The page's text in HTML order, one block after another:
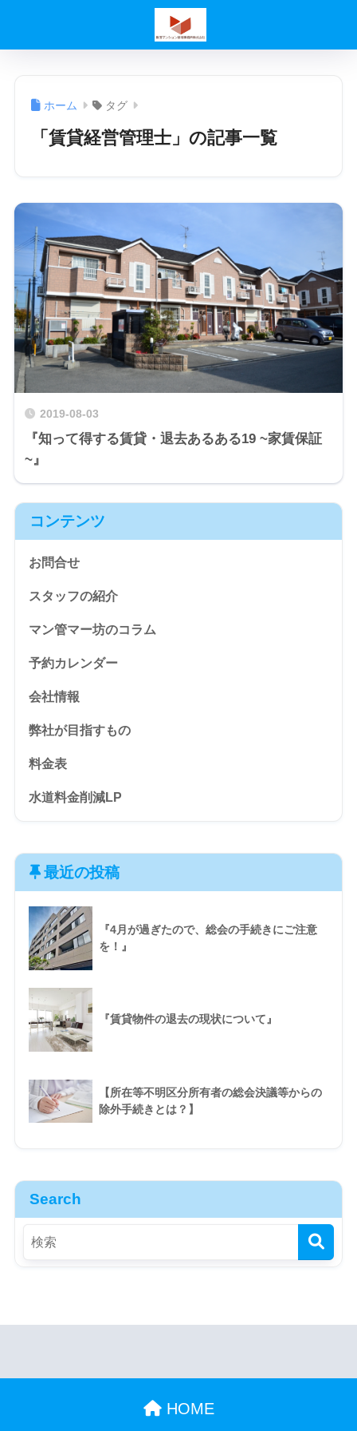
ホーム タグ
「賃貸経営管理士」の記事一覧
2019-08-03
『知って得する賃貸・退去あるある19 ~家賃保証
~』
コンテンツ
お問合せ
スタッフの紹介
マン管マー坊のコラム
予約カレンダー
会社情報
弊社が目指すもの
料金表
水道料金削減LP
最近の投稿
『4月が過ぎたので、総会の手続きにご注意
を！』
『賃貸物件の退去の現状について』
【所在等不明区分所有者の総会決議等からの
除外手続きとは？】
Search
HOME